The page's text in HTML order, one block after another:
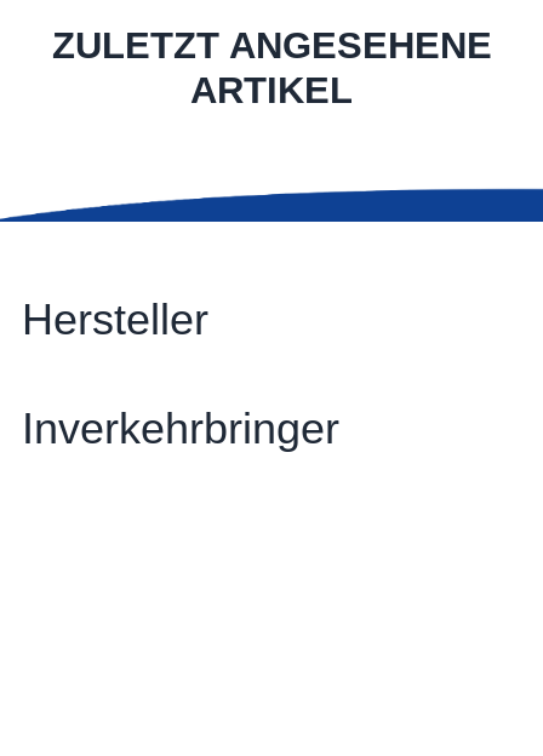
ZULETZT ANGESEHENE
ARTIKEL
Hersteller
Inverkehrbringer